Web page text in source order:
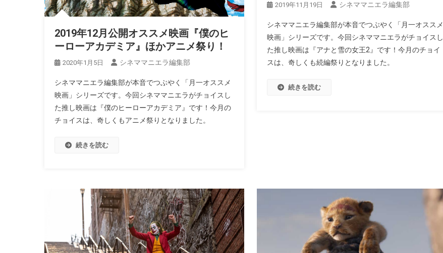
2019年12月公開オススメ映画『僕のヒ
ーローアカデミア』ほかアニメ祭り！
2020年1月5日 シネママニエラ編集部
シネママニエラ編集部が本音でつぶやく「月一オススメ
映画」シリーズです。今回シネママニエラがチョイスし
た推し映画は『僕のヒーローアカデミア』です！今月の
チョイスは、奇しくもアニメ祭りとなりました。
続きを読む
2019年11月19日 シネママニエラ編集部
シネママニエラ編集部が本音でつぶやく「月一オススメ
映画」シリーズです。今回シネママニエラがチョイスし
た推し映画は『アナと雪の女王2』です！今月のチョイ
スは、奇しくも続編祭りとなりました。
続きを読む